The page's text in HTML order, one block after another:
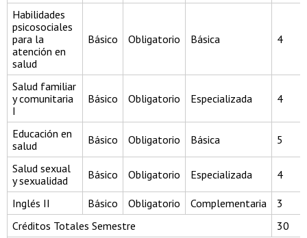
Habilidades
psicosociales
para la
atención en
salud
Básico Obligatorio Básica 4
Salud familiar
y comunitaria
I
Básico Obligatorio Especializada 4
Educación en
salud
Básico Obligatorio Básica 5
Salud sexual
y sexualidad
Básico Obligatorio Especializada 4
Inglés II Básico Obligatorio Complementaria
3
Créditos Totales Semestre
30